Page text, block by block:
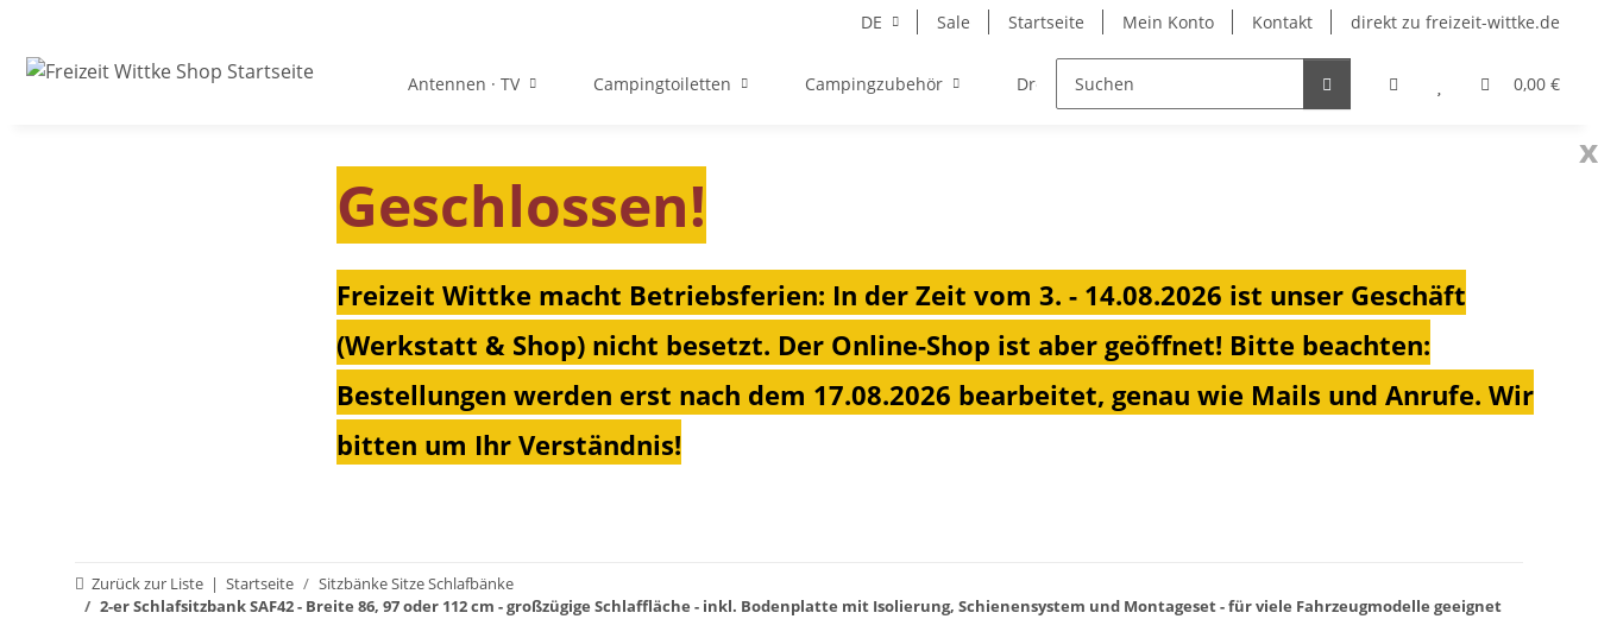
DE Sale Startseite Mein Konto Kontakt direkt zu freizeit-wittke.de
0,00 €
Antennen · TV Campingtoiletten Campingzubehör Drehkonsolen Heizungen für Ihren
x
Geschlossen!
Freizeit Wittke macht Betriebsferien: In der Zeit vom 3. - 14.08.2026 ist unser Geschäft
(Werkstatt & Shop) nicht besetzt. Der Online-Shop ist aber geöffnet! Bitte beachten:
Bestellungen werden erst nach dem 17.08.2026 bearbeitet, genau wie Mails und Anrufe. Wir
bitten um Ihr Verständnis!
Zurück zur Liste Startseite
Sitzbänke Sitze Schlafbänke
2-er Schlafsitzbank SAF42 - Breite 86, 97 oder 112 cm - großzügige Schlaffläche - inkl. Bodenplatte mit Isolierung, Schienensystem und Montageset - für viele Fahrzeugmodelle geeignet